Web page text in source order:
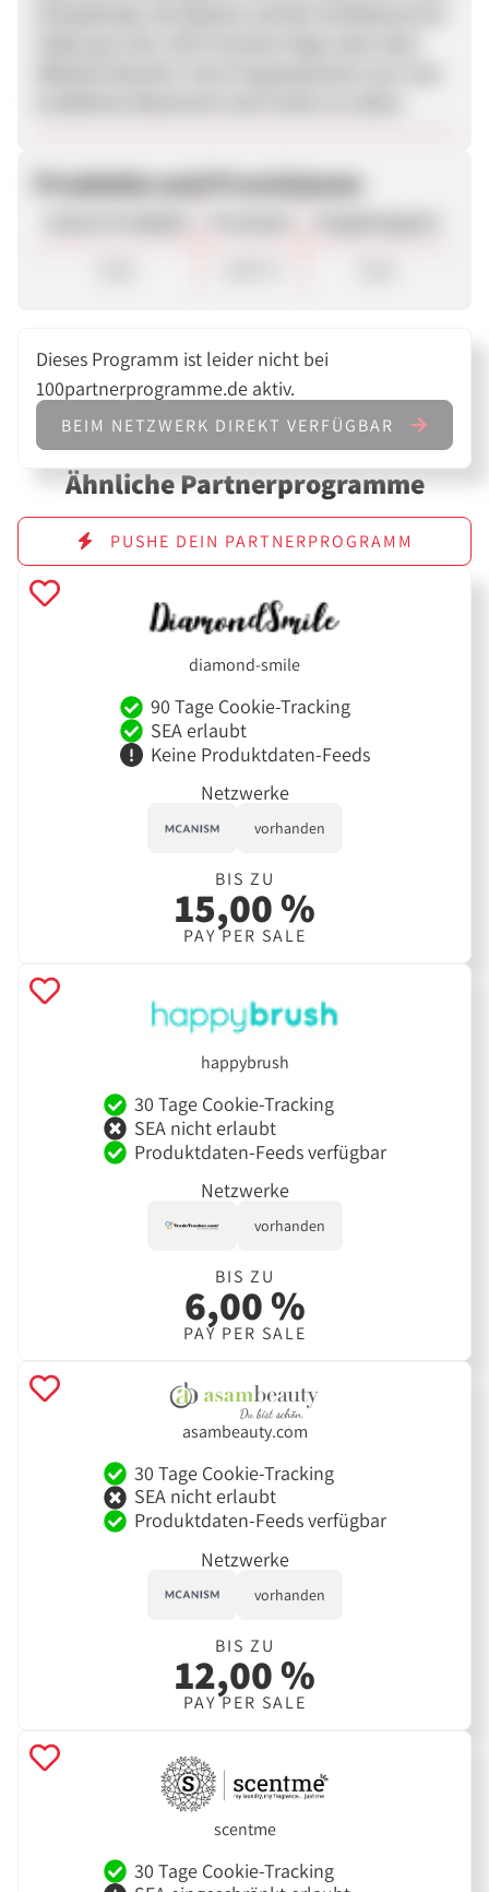
Produkte und Provisionen
Dieses Programm ist leider nicht bei
100partnerprogramme.de aktiv.
BEIM NETZWERK DIREKT VERFÜGBAR
Ähnliche Partnerprogramme
PUSHE DEIN PARTNERPROGRAMM
diamond-smile
90 Tage Cookie-Tracking
SEA erlaubt
Keine Produktdaten-Feeds
Netzwerke
vorhanden
BIS ZU
15,00 %
PAY PER SALE
happybrush
30 Tage Cookie-Tracking
SEA nicht erlaubt
Produktdaten-Feeds verfügbar
Netzwerke
vorhanden
BIS ZU
6,00 %
PAY PER SALE
asambeauty.com
30 Tage Cookie-Tracking
SEA nicht erlaubt
Produktdaten-Feeds verfügbar
Netzwerke
vorhanden
BIS ZU
12,00 %
PAY PER SALE
scentme
30 Tage Cookie-Tracking